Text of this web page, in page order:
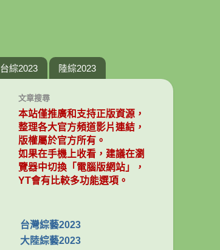
台綜2023 陸綜2023
文章搜尋
本站僅推廣和支持正版資源，
整理各大官方頻道影片連結，
版權屬於官方所有。
如果在手機上收看，建議在瀏
覽器中切換「電腦版網站」，
YT會有比較多功能選項。
台灣綜藝2023
大陸綜藝2023